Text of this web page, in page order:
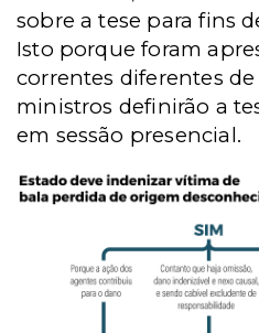
sobre a tese para fins
Isto porque foram
correntes diferentes
ministros definirão a
em sessão presencial.